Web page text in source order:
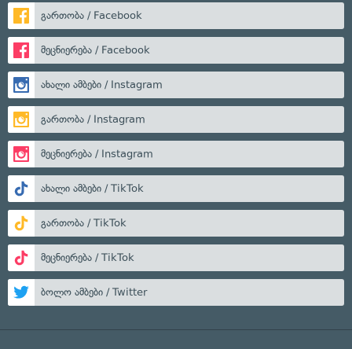
გართობა / Facebook
მეცნიერება / Facebook
ახალი ამბები / Instagram
გართობა / Instagram
მეცნიერება / Instagram
ახალი ამბები / TikTok
გართობა / TikTok
მეცნიერება / TikTok
ბოლო ამბები / Twitter